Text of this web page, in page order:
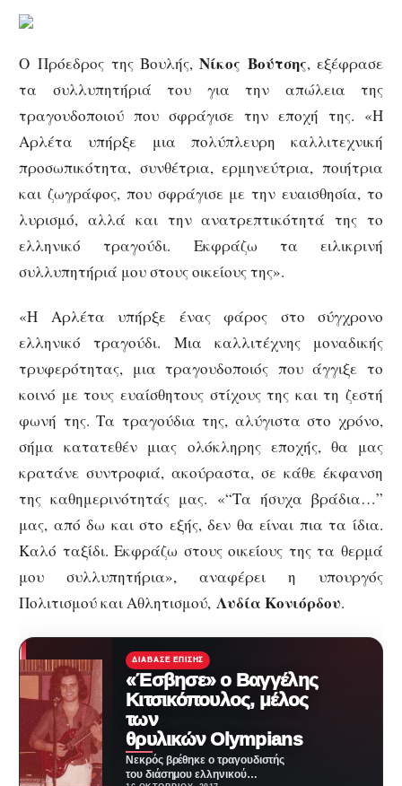
Ο Πρόεδρος της Βουλής,Νίκος Βούτσης, εξέφρασε
τα συλλυπητήριά του για την απώλεια της
τραγουδοποιού που σφράγισε την εποχή της. «Η
Αρλέτα υπήρξε μια πολύπλευρη καλλιτεχνική
προσωπικότητα, συνθέτρια, ερμηνεύτρια, ποιήτρια
και ζωγράφος, που σφράγισε με την ευαισθησία, το
λυρισμό, αλλά και την ανατρεπτικότητά της το
ελληνικό τραγούδι. Εκφράζω τα ειλικρινή
συλλυπητήριά μου στους οικείους της».
«Η Αρλέτα υπήρξε ένας φάρος στο σύγχρονο
ελληνικό τραγούδι. Μια καλλιτέχνης μοναδικής
τρυφερότητας, μια τραγουδοποιός που άγγιξε το
κοινό με τους ευαίσθητους στίχους της και τη ζεστή
φωνή της. Τα τραγούδια της, αλύγιστα στο χρόνο,
σήμα κατατεθέν μιας ολόκληρης εποχής, θα μας
κρατάνε συντροφιά, ακούραστα, σε κάθε έκφανση
της καθημερινότητάς μας. «“Τα ήσυχα βράδια…”
μας, από δω και στο εξής, δεν θα είναι πια τα ίδια.
Καλό ταξίδι. Εκφράζω στους οικείους της τα θερμά
μου συλλυπητήρια», αναφέρει η υπουργός
Πολιτισμού και Αθλητισμού, Λυδία Κονιόρδου.
ΔΙΆΒΑΣΕ ΕΠΊΣΗΣ
«Έσβησε» o Βαγγέλης
Κιτσικόπουλος, μέλος
των
θρυλικών Olympians
Νεκρός βρέθηκε ο τραγουδιστής
του διάσημου ελληνικού